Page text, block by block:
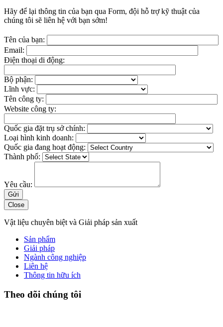
Hãy để lại thông tin của bạn qua Form, đội hỗ trợ kỹ thuật của
chúng tôi sẽ liên hệ với bạn sớm!
Tên của bạn:
Email:
Điện thoại di động:
Bộ phận:
Lĩnh vực:
Tên công ty:
Website công ty:
Quốc gia đặt trụ sở chính:
Loại hình kinh doanh:
Quốc gia đang hoạt động:
Thành phố:
Yêu cầu:
Close
Vật liệu chuyên biệt và Giải pháp sản xuất
Sản phẩm
Giải pháp
Ngành công nghiệp
Liên hệ
Thông tin hữu ích
Theo dõi chúng tôi